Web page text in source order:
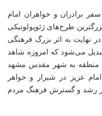
برادران و خواهران امام
طرح‌های ژئوپولوتیکی
نهایت به اثر بزرگ فرهنگی
می‌شود که امروزه شاهد
منطقه به شهر مقدس مشهد
عزیز در شیراز و خواهر
رشد و گسترش فرهنگ مردم